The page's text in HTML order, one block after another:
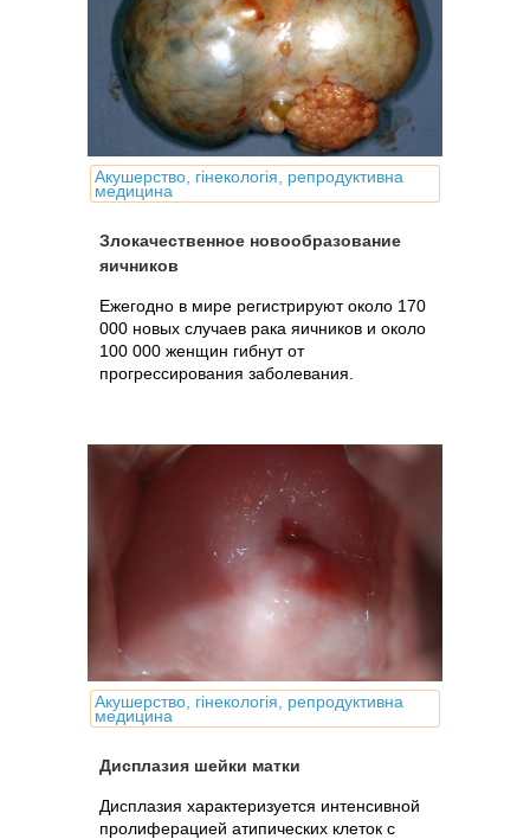
Акушерство, гінекологія, репродуктивна
медицина
Злокачественное новообразование
яичников
Ежегодно в мире регистрируют около 170
000 новых случаев рака яичников и около
100 000 женщин гибнут от
прогрессирования заболевания.
Акушерство, гінекологія, репродуктивна
медицина
Дисплазия шейки матки
Дисплазия характеризуется интенсивной
пролиферацией атипических клеток с